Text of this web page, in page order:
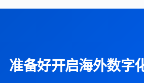
准备好开启海外数字